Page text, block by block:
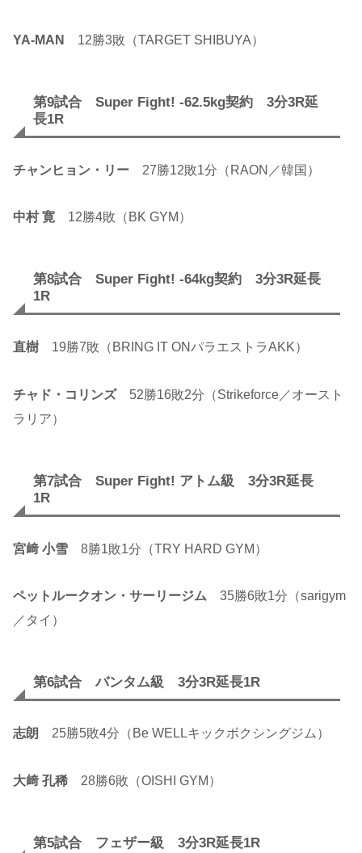
YA-MAN 12勝3敗（TARGET SHIBUYA）
第9試合 Super Fight! -62.5kg契約 3分3R延
長1R
チャンヒョン・リー 27勝12敗1分（RAON／韓国）
中村 寛 12勝4敗（BK GYM）
第8試合 Super Fight! -64kg契約 3分3R延長
1R
直樹 19勝7敗（BRING IT ONパラエストラAKK）
チャド・コリンズ52勝16敗2分（Strikeforce／オースト
ラリア）
第7試合 Super Fight! アトム級 3分3R延長
1R
宮﨑 小雪 8勝1敗1分（TRY HARD GYM）
ペットルークオン・サーリージム 35勝6敗1分（sarigym
／タイ）
第6試合 バンタム級 3分3R延長1R
志朗 25勝5敗4分（Be WELLキックボクシングジム）
大﨑 孔稀 28勝6敗（OISHI GYM）
第5試合 フェザー級 3分3R延長1R